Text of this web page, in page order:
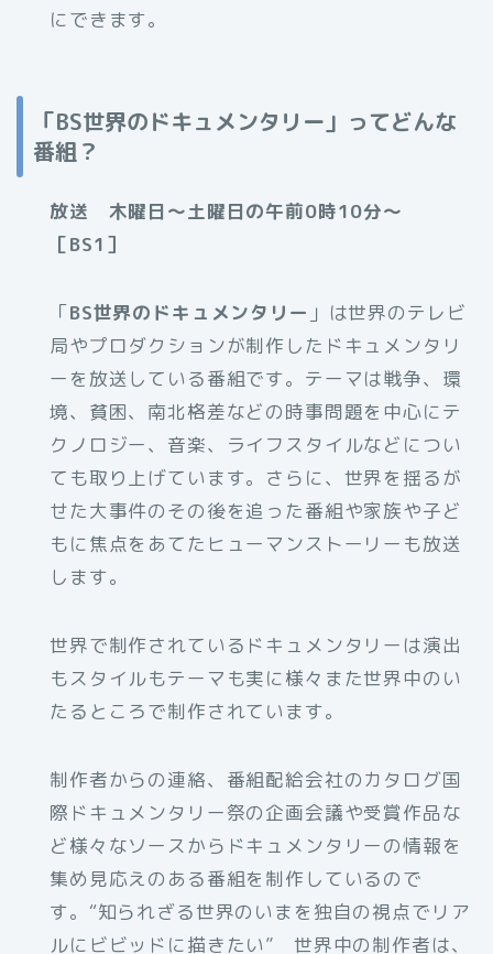
にできます。
「BS世界のドキュメンタリー」ってどんな
番組？
放送 木曜日～土曜日の午前0時10分～
［BS1］
「BS世界のドキュメンタリー 」は世界のテレビ
局やプロダクションが制作したドキュメンタリ
ーを放送している番組です。テーマは戦争、環
境、貧困、南北格差などの時事問題を中心にテ
クノロジー、音楽、ライフスタイルなどについ
ても取り上げています。さらに、世界を揺るが
せた大事件のその後を追った番組や家族や子ど
もに焦点をあてたヒューマンストーリーも放送
します。
世界で制作されているドキュメンタリーは演出
もスタイルもテーマも実に様々また世界中のい
たるところで制作されています。
制作者からの連絡、番組配給会社のカタログ国
際ドキュメンタリー祭の企画会議や受賞作品な
ど様々なソースからドキュメンタリーの情報を
集め見応えのある番組を制作しているので
す。“知られざる世界のいまを独自の視点でリア
ルにビビッドに描きたい” 世界中の制作者は、